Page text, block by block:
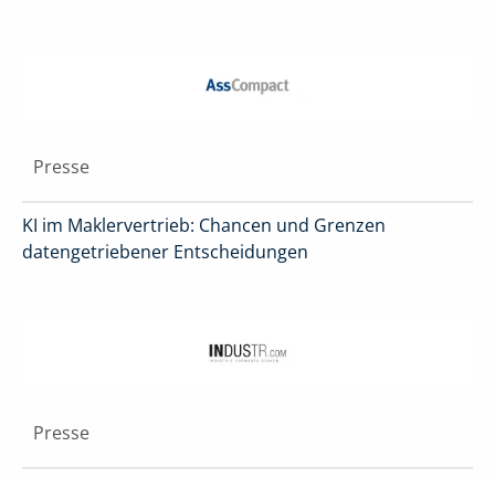
Presse
KI im Maklervertrieb: Chancen und Grenzen
datengetriebener Entscheidungen
Presse